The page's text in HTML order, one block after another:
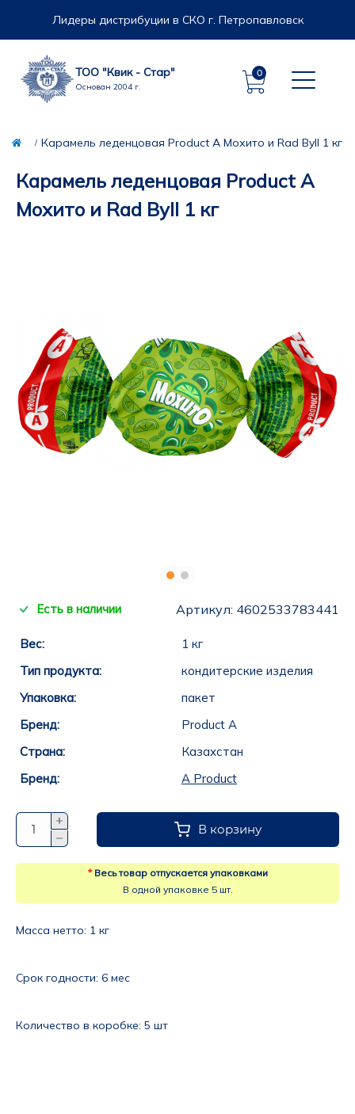
Лидеры дистрибуции в СКО г. Петропавловск
ТОО "Квик - Стар"
Основан 2004 г.
0
Карамель леденцовая Product A Мохито и Rad Byll 1 кг
Карамель леденцовая Product A
Мохито и Rad Byll 1 кг
Есть в наличии Артикул: 4602533783441
Вес:
1 кг
Тип продукта:
кондитерские изделия
Упаковка:
пакет
Бренд:
Product A
Страна:
Казахстан
Бренд:
A Product
В корзину
*Весь товар отпускается упаковками
В одной упаковке 5 шт.
Масса нетто: 1 кг
Срок годности: 6 мес
Количество в коробке: 5 шт